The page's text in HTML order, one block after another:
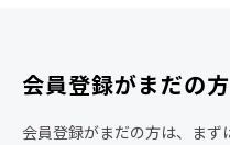
会員登録がまだの方
会員登録がまだの方は、まず